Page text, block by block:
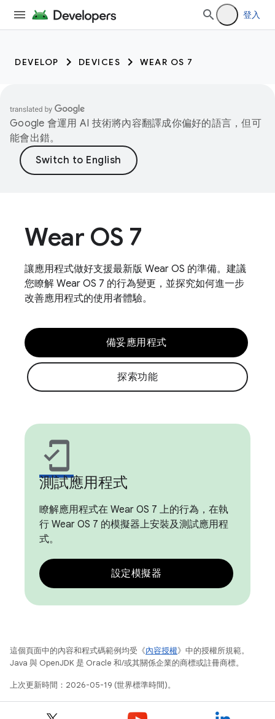
登入
DEVELOP DEVICES WEAR OS 7
Google 會運用 AI 技術將內容翻譯成你偏好的語言，但可
能會出錯。
Wear OS 7
讓應用程式做好支援最新版 Wear OS 的準備。建議
您瞭解 Wear OS 7 的行為變更，並探究如何進一步
改善應用程式的使用者體驗。
備妥應用程式
探索功能
mobile_friendly
測試應用程式
瞭解應用程式在 Wear OS 7 上的行為，在執
行 Wear OS 7 的模擬器上安裝及測試應用程
式。
設定模擬器
這個頁面中的內容和程式碼範例均受《內容授權》中的授權所規範。
Java 與 OpenJDK 是 Oracle 和/或其關係企業的商標或註冊商標。
上次更新時間：2026-05-19 (世界標準時間)。